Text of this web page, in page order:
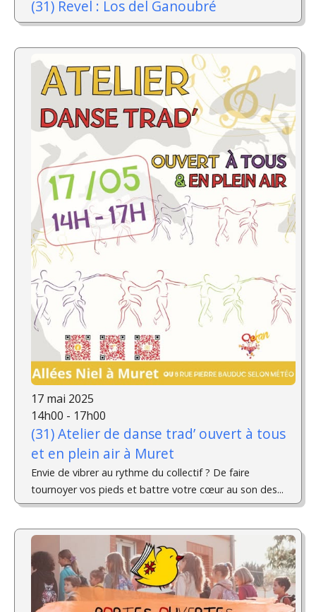
(31) Revel : Los del Ganoubré
17 mai 2025
14h00 - 17h00
(31) Atelier de danse trad’ ouvert à tous
et en plein air à Muret
Envie de vibrer au rythme du collectif ? De faire
tournoyer vos pieds et battre votre cœur au son des...